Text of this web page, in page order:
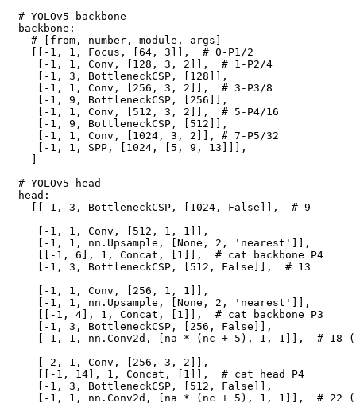
# YOLOv5 backbone
backbone:
  # [from, number, module, args]
  [[-1, 1, Focus, [64, 3]],  # 0-P1/2
   [-1, 1, Conv, [128, 3, 2]],  # 1-P2/4
   [-1, 3, BottleneckCSP, [128]],
   [-1, 1, Conv, [256, 3, 2]],  # 3-P3/8
   [-1, 9, BottleneckCSP, [256]],
   [-1, 1, Conv, [512, 3, 2]],  # 5-P4/16
   [-1, 9, BottleneckCSP, [512]],
   [-1, 1, Conv, [1024, 3, 2]], # 7-P5/32
   [-1, 1, SPP, [1024, [5, 9, 13]]],
# YOLOv5 head
head:
  [[-1, 3, BottleneckCSP, [1024, False]],  # 9
   [-1, 1, Conv, [512, 1, 1]],
   [-1, 1, nn.Upsample, [None, 2, 'nearest']],
   [[-1, 6], 1, Concat, [1]],  # cat backbone P4
   [-1, 3, BottleneckCSP, [512, False]],  # 13
   [-1, 1, Conv, [256, 1, 1]],
   [-1, 1, nn.Upsample, [None, 2, 'nearest']],
   [[-1, 4], 1, Concat, [1]],  # cat backbone P3
   [-1, 3, BottleneckCSP, [256, False]],
[-1, 1, nn.Conv2d, [na * (nc + 5), 1, 1]],  #
   [-2, 1, Conv, [256, 3, 2]],
   [[-1, 14], 1, Concat, [1]],  # cat head P4
   [-1, 3, BottleneckCSP, [512, False]],
[-1, 1, nn.Conv2d, [na * (nc + 5), 1, 1]],  #